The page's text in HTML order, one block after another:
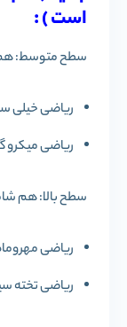
است ) :
سطح متوسط:
ریاضی خیلی
ریاضی میکرو
سطح بالا: هم
ریاضی
ریاضی تخته